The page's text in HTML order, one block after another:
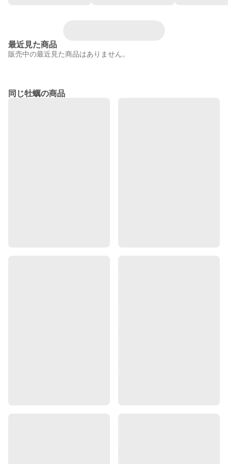
最近見た商品
販売中の最近見た商品はありません。
同じ牡蠣の商品